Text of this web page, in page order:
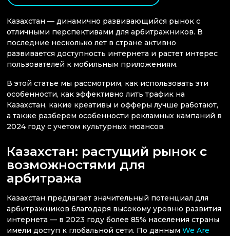
Казахстан — динамично развивающийся рынок с
отличными перспективами для арбитражников. В
последние несколько лет в стране активно
развивается доступность интернета и растет интерес
пользователей к мобильным приложениям.
В этой статье мы рассмотрим, как использовать эти
особенности, как эффективно лить трафик на
Казахстан, какие креативы и офферы лучше работают,
а также разберем особенности рекламных кампаний в
2024 году с учетом культурных нюансов.
Казахстан: растущий рынок с
возможностями для
арбитража
Казахстан предлагает значительный потенциал для
арбитражников благодаря высокому уровню развития
интернета — в 2023 году более 85% населения страны
имели доступ к глобальной сети. По данным We Are